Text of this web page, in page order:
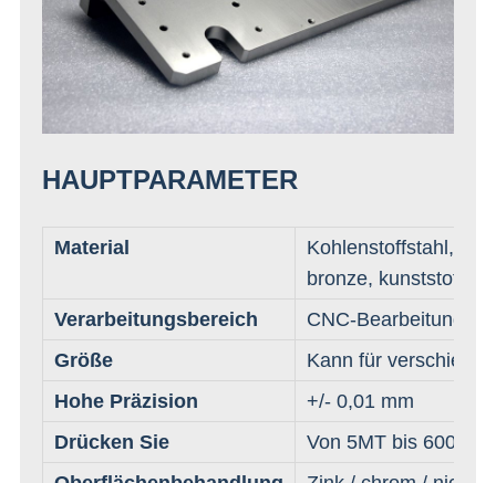
HAUPTPARAMETER
Material
Kohlenstoffstahl,
bronze, kunststoff,
Verarbeitungsbereich
CNC-Bearbeitung,
Größe
Kann für
Hohe Präzision
+/- 0,01 mm
Drücken Sie
Von 5MT bis 600MT